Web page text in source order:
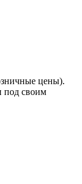
цены).
под своим